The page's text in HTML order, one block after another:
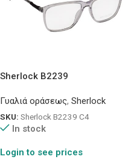
Sherlock B2239
Γυαλιά οράσεως, Sherlock
SKU: Sherlock B2239 C4
In stock
Login to see prices